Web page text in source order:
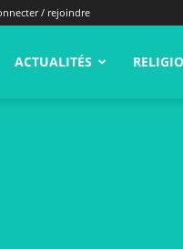
/ rejoindre
ACTUALITÉS